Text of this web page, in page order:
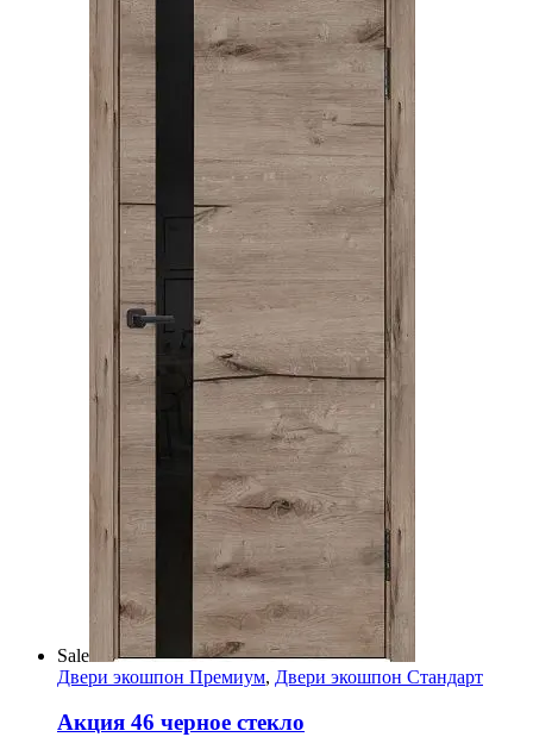
Sale
Двери экошпон Премиум, Двери экошпон Стандарт
Акция 46 черное стекло